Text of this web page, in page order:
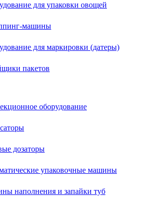
для упаковки овощей
машины
для маркировки (датеры)
пакетов
оборудование
дозаторы
упаковочные машины
наполнения и запайки туб